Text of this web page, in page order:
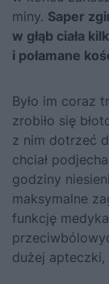
miny. Saper
w głąb ciała
i połamane
Było im coraz
zrobiło się
z nim dotrzeć
chciał
godziny
maksymalne
funkcję
dużej apteczki,